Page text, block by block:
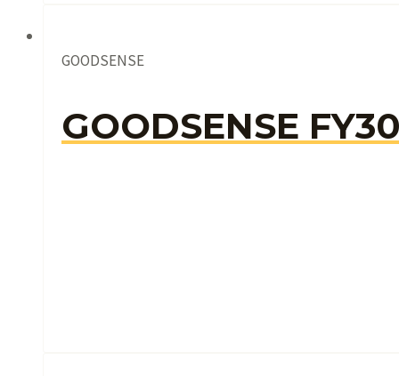
GOODSENSE
GOODSENSE